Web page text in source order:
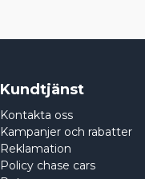
Kundtjänst
Kontakta oss
Kampanjer och rabatter
Reklamation
Policy chase cars